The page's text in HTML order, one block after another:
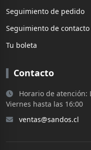
Seguimiento de pedido
Seguimiento de contacto
Tu boleta
Contacto
Horario de atención:
Viernes hasta las 16:00
ventas@sandos.cl